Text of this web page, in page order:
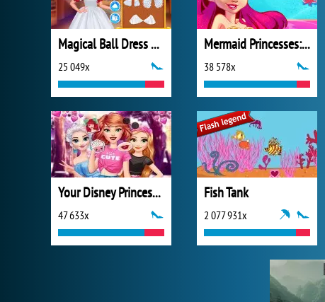
Magical Ball Dress Design
25 049x
Mermaid Princesses: Underwater Games
38 578x
Your Disney Princess Style
47 633x
Fish Tank
2 077 931x